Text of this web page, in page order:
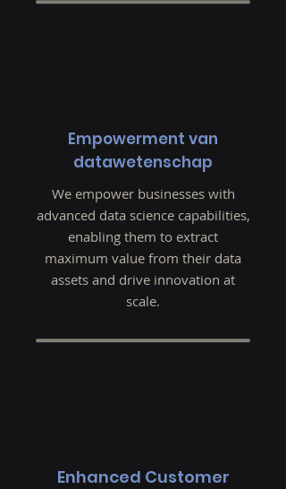
Empowerment van
datawetenschap
We empower businesses with
advanced data science capabilities,
enabling them to extract
maximum value from their data
assets and drive innovation at
scale.
Enhanced Customer